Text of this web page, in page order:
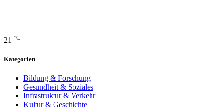
21 °C
Kategorien
Bildung & Forschung
Gesundheit & Soziales
Infrastruktur & Verkehr
Kultur & Geschichte